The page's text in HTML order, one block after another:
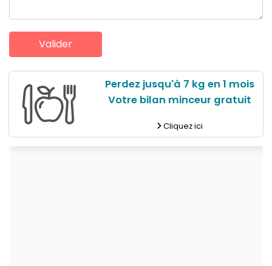
Perdez jusqu'à 7 kg en 1 mois
Votre bilan minceur gratuit
Cliquez ici